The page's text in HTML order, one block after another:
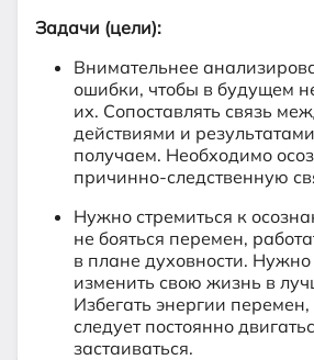
Задачи (цели):
Внимательнее
ошибки, чтобы в будущем
их. Сопоставлять связь
действиями и
получаем. Необходимо
причинно-следственную
Нужно стремиться к
не бояться перемен,
в плане духовности. Нужно
изменить свою жизнь в
Избегать энергии
следует постоянно
застаиваться.